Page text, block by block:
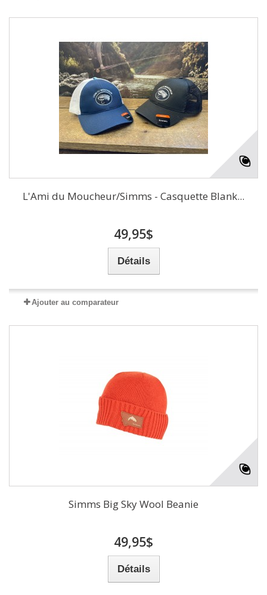
L'Ami du Moucheur/Simms - Casquette Blank...
49,95$
Détails
Ajouter au comparateur
Simms Big Sky Wool Beanie
49,95$
Détails